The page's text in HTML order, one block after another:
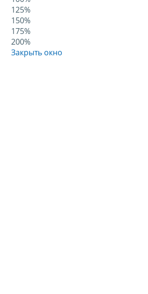
125%
150%
175%
200%
Закрыть окно